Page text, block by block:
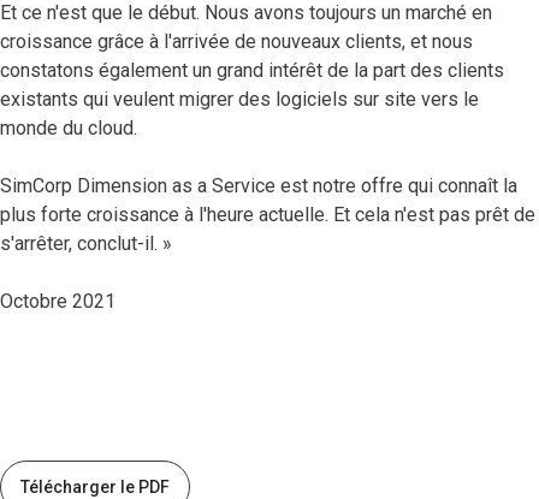
Et ce n'est que le début. Nous avons toujours un marché en
croissance grâce à l'arrivée de nouveaux clients, et nous
constatons également un grand intérêt de la part des clients
existants qui veulent migrer des logiciels sur site vers le
monde du cloud.
SimCorp Dimension as a Service est notre offre qui connaît la
plus forte croissance à l'heure actuelle. Et cela n'est pas prêt de
s'arrêter, conclut-il. »
Octobre 2021
Télécharger le PDF